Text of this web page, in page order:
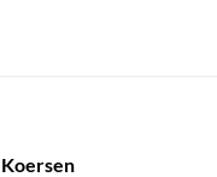
Koersen